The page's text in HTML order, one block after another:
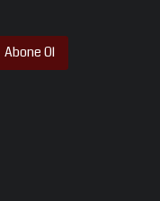
Abone Ol